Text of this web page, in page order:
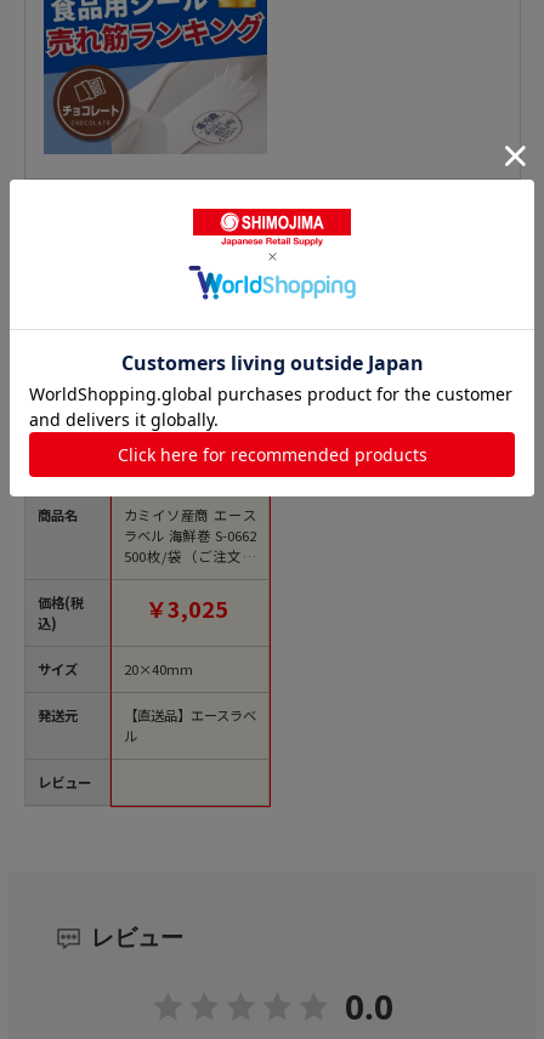
惣菜シールの人気商品との比較
商品名
価格(税
込)
サイズ
発送元
レビュー
カミイソ産商 エース
ラベル 海鮮巻 S-0662
500枚/袋（ご注文単
位1袋）【直送品】
￥3,025
20×40mm
【直送品】エースラベ
ル
レビュー
0.0